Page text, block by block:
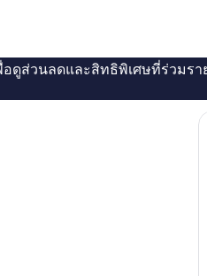
อดูส่วนลดและสิทธิพิเศษที่ร่วมรา